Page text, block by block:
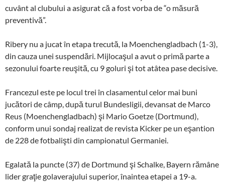
cuvânt al clubului a asigurat că a fost vorba de “o măsură
preventivă”.
Ribery nu a jucat în etapa trecută, la Moenchengladbach (1-3),
din cauza unei suspendări. Mijlocaşul a avut o primă parte a
sezonului foarte reuşită, cu 9 goluri şi tot atâtea pase decisive.
Francezul este pe locul trei în clasamentul celor mai buni
jucători de câmp, după turul Bundesligii, devansat de Marco
Reus (Moenchengladbach) şi Mario Goetze (Dortmund),
conform unui sondaj realizat de revista Kicker pe un eşantion
de 228 de fotbalişti din campionatul Germaniei.
Egalată la puncte (37) de Dortmund şi Schalke, Bayern rămâne
lider graţie golaverajului superior, înaintea etapei a 19-a.